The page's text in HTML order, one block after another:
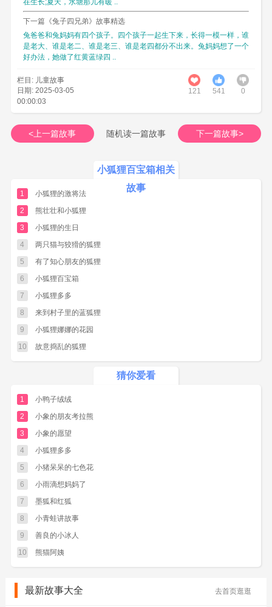
吃一惊：
“哦，原来松球的样子很像宝塔呢。”
第四天，小狐狸捡到了一粒纽扣。
窗台上的小箱子逐步地装满了，阳光照在窗
台上，箱子里的东西闪闪发亮。森林(forest)里的
“小狐狸，你的窗台上放的是什么宝贝呀，能
“那是我的百宝箱，”小狐狸骄傲地说，“接待
你们都来参观。”
小植物们围着百宝箱左瞧右看，松鼠
(squirrel)小姐惊叫起来：
“哎呀，这是我的胡蝶结。”
小狗(pup)也说：“这是我外套上的纽扣，我找
了好久都没找到。”
白兔太太说：“哦，我的小圆镜子，我的小圆
镜子在这儿。”
松鼠小姐拿走了胡蝶结，小狗拿走了纽扣，
白兔太太拿走了她的小圆镜子。它们对小狐狸
“小狐狸，你的百宝箱真好，我们丢失的东西
都能找到。”
有一百只蚂蚁(ant)听说小狐狸有一个百宝
箱，丢失的东西都能在箱子里找到，它们也赶来
了。这一百只蚂蚁说：
“小狐狸，我们的家昨天被雨水冲走了，我们
想到你的百宝箱里来找我们的家。”
小狐狸让一百只小蚂蚁爬上窗台，自己到百
宝箱里去找。百宝箱里只有一个松球、一颗石
子。百宝箱里没有一百只小蚂蚁的家，一百只小
蚂蚁哭了。
“我们的家，我们没有家了。”
小狐狸把松球送给一百只蚂蚁说：“你们用这
下一篇《兔子四兄弟》故事精选
兔爸爸和兔妈妈有四个孩子。四个孩子一起生下来，长得一模一样，谁
是老大、谁是老二、谁是老三、谁是老四都分不出来。兔妈妈想了一个
好办法，她做了红黄蓝绿四 ..
栏目: 儿童故事
日期: 2025-03-05
00:00:03
121 541 0
<上一篇故事 随机读一篇故事 下一篇故事>
小狐狸百宝箱相关
故事
1
小狐狸的激将法
2
熊壮壮和小狐狸
3
小狐狸的生日
4
两只猫与狡猾的狐狸
5
有了知心朋友的狐狸
6
小狐狸百宝箱
7
小狐狸多多
8
来到村子里的蓝狐狸
9
小狐狸娜娜的花园
10
故意捣乱的狐狸
猜你爱看
1
小鸭子绒绒
2
小象的朋友考拉熊
3
小象的愿望
4
小狐狸多多
5
小猪呆呆的七色花
6
小雨滴想妈妈了
7
墨狐和红狐
8
小青蛙讲故事
9
善良的小冰人
10
熊猫阿姨
最新故事大全 去首页逛逛